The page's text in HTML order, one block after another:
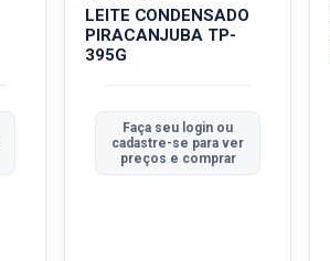
LEITE CONDENSADO
PIRACANJUBA TP-
395G
Faça seu login ou
cadastre-se para ver
preços e comprar